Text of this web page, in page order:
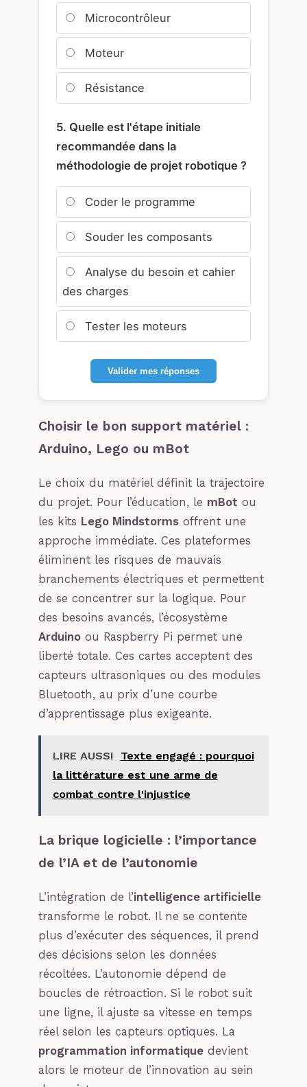
Microcontrôleur
Moteur
Résistance
5. Quelle est l'étape initiale
recommandée dans la
méthodologie de projet robotique ?
Coder le programme
Souder les composants
Analyse du besoin et cahier
des charges
Tester les moteurs
Valider mes réponses
Choisir le bon support matériel :
Arduino, Lego ou mBot
Le choix du matériel définit la trajectoire
du projet. Pour l’éducation, le mBot ou
les kits Lego Mindstorms offrent une
approche immédiate. Ces plateformes
éliminent les risques de mauvais
branchements électriques et permettent
de se concentrer sur la logique. Pour
des besoins avancés, l’écosystème
Arduino ou Raspberry Pi permet une
liberté totale. Ces cartes acceptent des
capteurs ultrasoniques ou des modules
Bluetooth, au prix d’une courbe
d’apprentissage plus exigeante.
LIRE AUSSI
Texte engagé : pourquoi
la littérature est une arme de
combat contre l'injustice
La brique logicielle : l’importance
de l’IA et de l’autonomie
L’intégration de l’intelligence artificielle
transforme le robot. Il ne se contente
plus d’exécuter des séquences, il prend
des décisions selon les données
récoltées. L’autonomie dépend de
boucles de rétroaction. Si le robot suit
une ligne, il ajuste sa vitesse en temps
réel selon les capteurs optiques. La
programmation informatique devient
alors le moteur de l’innovation au sein